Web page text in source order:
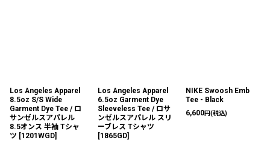
Los Angeles Apparel
8.5oz S/S Wide
Garment Dye Tee / ロ
サンゼルスアパレル
8.5オンス 半袖 Tシャ
ツ [1201WGD]
Los Angeles Apparel
6.5oz Garment Dye
Sleeveless Tee / ロサ
ンゼルスアパレル スリ
ーブレス Tシャツ
[1865GD]
NIKE Swoosh Emb
Tee - Black
6,600円(税込)